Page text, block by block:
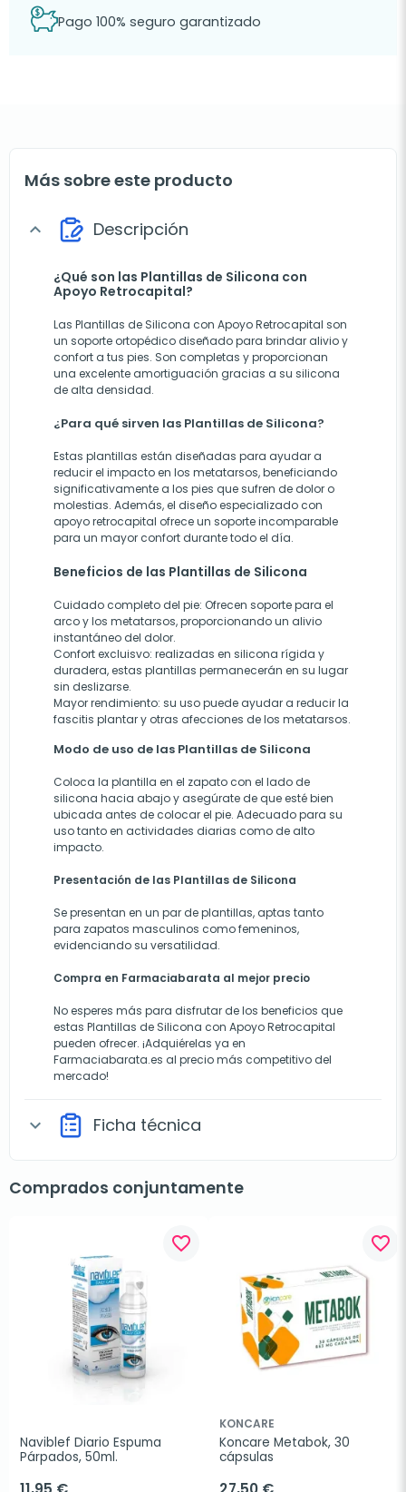
Pago 100% seguro garantizado
Más sobre este producto
expand_more Descripción
¿Qué son las Plantillas de Silicona con
Apoyo Retrocapital?
Las Plantillas de Silicona con Apoyo Retrocapital son
un soporte ortopédico diseñado para brindar alivio y
confort a tus pies. Son completas y proporcionan
una excelente amortiguación gracias a su silicona
de alta densidad.
¿Para qué sirven las Plantillas de Silicona?
Estas plantillas están diseñadas para ayudar a
reducir el impacto en los metatarsos, beneficiando
significativamente a los pies que sufren de dolor o
molestias. Además, el diseño especializado con
apoyo retrocapital ofrece un soporte incomparable
para un mayor confort durante todo el día.
Beneficios de las Plantillas de Silicona
Cuidado completo del pie: Ofrecen soporte para el
arco y los metatarsos, proporcionando un alivio
instantáneo del dolor.
Confort excluisvo: realizadas en silicona rígida y
duradera, estas plantillas permanecerán en su lugar
sin deslizarse.
Mayor rendimiento: su uso puede ayudar a reducir la
fascitis plantar y otras afecciones de los metatarsos.
Modo de uso de las Plantillas de Silicona
Coloca la plantilla en el zapato con el lado de
silicona hacia abajo y asegúrate de que esté bien
ubicada antes de colocar el pie. Adecuado para su
uso tanto en actividades diarias como de alto
impacto.
Presentación de las Plantillas de Silicona
Se presentan en un par de plantillas, aptas tanto
para zapatos masculinos como femeninos,
evidenciando su versatilidad.
Compra en Farmaciabarata al mejor precio
No esperes más para disfrutar de los beneficios que
estas Plantillas de Silicona con Apoyo Retrocapital
pueden ofrecer. ¡Adquiérelas ya en
Farmaciabarata.es al precio más competitivo del
mercado!
expand_more Ficha técnica
Comprados conjuntamente
favorite_border
Naviblef Diario Espuma
Párpados, 50ml.
favorite_border
KONCARE
Koncare Metabok, 30
cápsulas